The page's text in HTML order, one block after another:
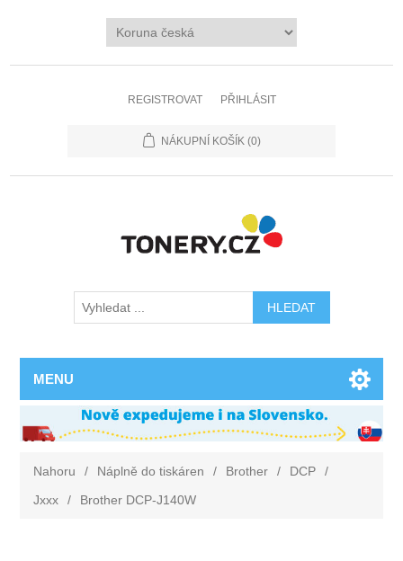
REGISTROVAT PŘIHLÁSIT
NÁKUPNÍ KOŠÍK (0)
MENU
Nahoru / Náplně do tiskáren / Brother / DCP
/
Jxxx
/ Brother DCP-J140W